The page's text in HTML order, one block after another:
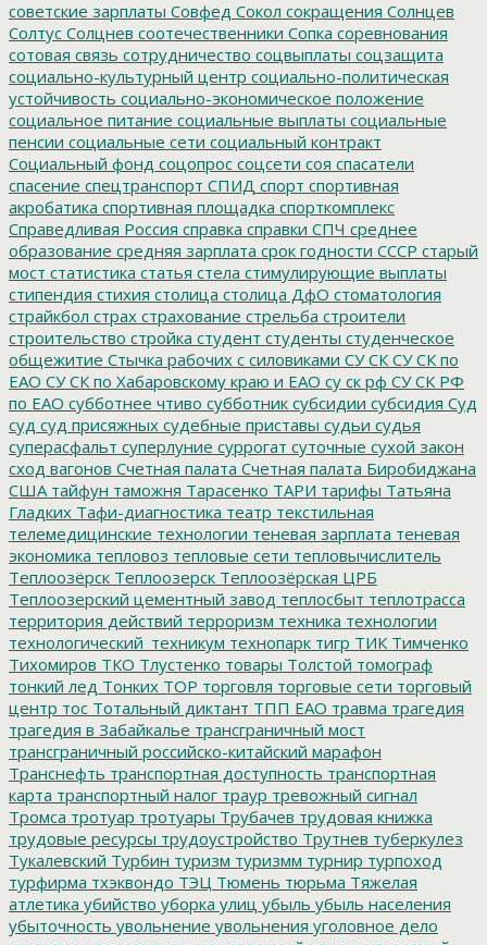
советские зарплаты Совфед Сокол сокращения Солнцев
Солтус Солцнев соотечественники Сопка соревнования
сотовая связь сотрудничество соцвыплаты соцзащита
социально-культурный центр социально-политическая
устойчивость социально-экономическое положение
социальное питание социальные выплаты социальные
пенсии социальные сети социальный контракт
Социальный фонд соцопрос соцсети соя спасатели
спасение спецтранспорт СПИД спорт спортивная
акробатика спортивная площадка спорткомплекс
Справедливая Россия справка справки СПЧ среднее
образование средняя зарплата срок годности СССР старый
мост статистика статья стела стимулирующие выплаты
стипендия стихия столица столица ДфО стоматология
страйкбол страх страхование стрельба строители
строительство стройка студент студенты студенческое
общежитие Стычка рабочих с силовиками СУ СК СУ СК по
ЕАО СУ СК по Хабаровскому краю и ЕАО су ск рф СУ СК РФ
по ЕАО субботнее чтиво субботник субсидии субсидия Суд
суд суд присяжных судебные приставы судьи судья
суперасфальт суперлуние суррогат суточные сухой закон
сход вагонов Счетная палата Счетная палата Биробиджана
США тайфун таможня Тарасенко ТАРИ тарифы Татьяна
Гладких Тафи-диагностика театр текстильная
телемедицинские технологии теневая зарплата теневая
экономика тепловоз тепловые сети тепловычислитель
Теплоозёрск Теплоозерск Теплоозёрская ЦРБ
Теплоозерский цементный завод теплосбыт теплотрасса
территория действий терроризм техника технологии
технологический_техникум технопарк тигр ТИК Тимченко
Тихомиров ТКО Тлустенко товары Толстой томограф
тонкий лед Тонких ТОР торговля торговые сети торговый
центр тос Тотальный диктант ТПП ЕАО травма трагедия
трагедия в Забайкалье трансграничный мост
трансграничный российско-китайский марафон
Транснефть транспортная доступность транспортная
карта транспортный налог траур тревожный сигнал
Тромса тротуар тротуары Трубачев трудовая книжка
трудовые ресурсы трудоустройство Трутнев туберкулез
Тукалевский Турбин туризм туризмм турнир турпоход
турфирма тхэквондо ТЭЦ Тюмень тюрьма Тяжелая
атлетика убийство уборка улиц убыль убыль населения
убыточность увольнение увольнения уголовное дело